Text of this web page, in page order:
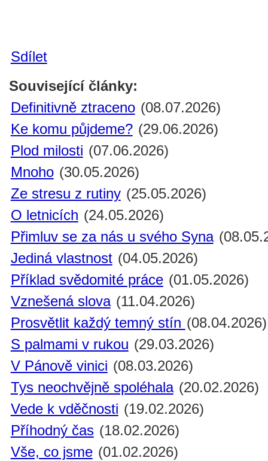
Sdílet
Související články:
Definitivně ztraceno (08.07.2026)
Ke komu půjdeme? (29.06.2026)
Plod milosti (07.06.2026)
Mnoho (30.05.2026)
Ze stresu z rutiny (25.05.2026)
O letnicích (24.05.2026)
Přimluv se za nás u svého Syna
Jediná vlastnost (04.05.2026)
Příklad svědomité práce (01.05.2026)
Vznešená slova (11.04.2026)
Prosvětlit každý temný stín (08.04.2026)
S palmami v rukou (29.03.2026)
V Pánově vinici (08.03.2026)
Tys neochvějně spoléhala (20.02.2026)
Vede k vděčnosti (19.02.2026)
Příhodný čas (18.02.2026)
Vše, co jsme (01.02.2026)